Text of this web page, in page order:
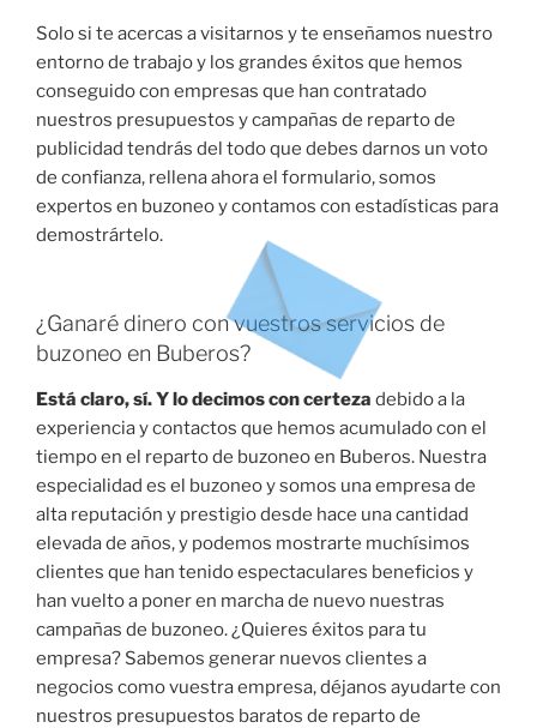
Solo si te acercas a visitarnos y te enseñamos nuestro
entorno de trabajo y los grandes éxitos que hemos
conseguido con empresas que han contratado
nuestros presupuestos y campañas de reparto de
publicidad tendrás del todo que debes darnos un voto
de confianza, rellena ahora el formulario, somos
expertos en buzoneo y contamos con estadísticas para
demostrártelo.
¿Ganaré dinero con vuestros servicios de
buzoneo en Buberos?
Está claro, sí. Y lo decimos con certeza debido a la
experiencia y contactos que hemos acumulado con el
tiempo en el reparto de buzoneo en Buberos. Nuestra
especialidad es el buzoneo y somos una empresa de
alta reputación y prestigio desde hace una cantidad
elevada de años, y podemos mostrarte muchísimos
clientes que han tenido espectaculares beneficios y
han vuelto a poner en marcha de nuevo nuestras
campañas de buzoneo. ¿Quieres éxitos para tu
empresa? Sabemos generar nuevos clientes a
negocios como vuestra empresa, déjanos ayudarte con
nuestros presupuestos baratos de reparto de